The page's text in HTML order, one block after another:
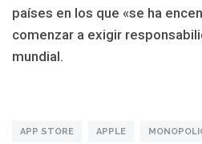
países en los que «se ha
comenzar a exigir
mundial.
APP STORE APPLE